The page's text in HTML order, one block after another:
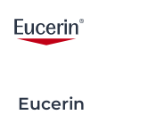
Eucerin